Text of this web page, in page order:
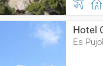
Hotel
Es